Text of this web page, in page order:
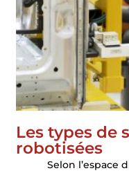
Les types de
robotisées
Selon l’espace